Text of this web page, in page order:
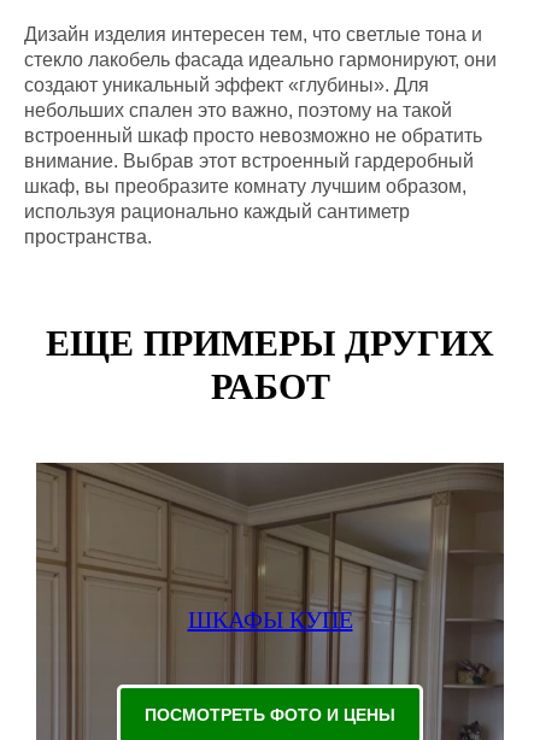
Дизайн изделия интересен тем, что светлые тона и
стекло лакобель фасада идеально гармонируют, они
создают уникальный эффект «глубины». Для
небольших спален это важно, поэтому на такой
встроенный шкаф просто невозможно не обратить
внимание. Выбрав этот встроенный гардеробный
шкаф, вы преобразите комнату лучшим образом,
используя рационально каждый сантиметр
пространства.
ЕЩЕ ПРИМЕРЫ ДРУГИХ
РАБОТ
ШКАФЫ КУПЕ
ПОСМОТРЕТЬ ФОТО И ЦЕНЫ